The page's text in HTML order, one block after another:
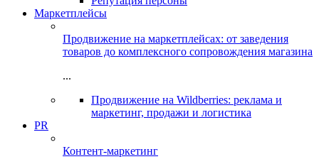
Маркетплейсы
Продвижение на маркетплейсах: от заведения
товаров до комплексного сопровождения магазина
...
Продвижение на Wildberries: реклама и
маркетинг, продажи и логистика
PR
Контент-маркетинг